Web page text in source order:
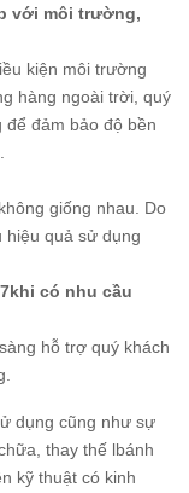
với môi trường,
kiện môi trường
hàng ngoài trời, quý
để đảm bảo độ bền
giống nhau. Do
hiệu quả sử dụng
khi có nhu cầu
hỗ trợ quý khách
dụng cũng như sự
thay thế lbánh
kỹ thuật có kinh